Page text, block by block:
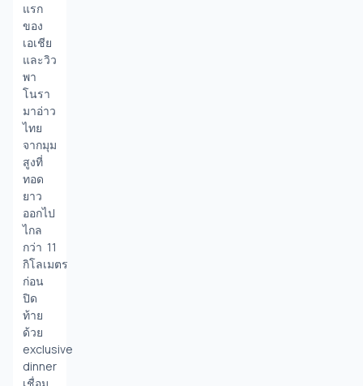
แรก
ของ
เอเชีย
และวิว
พา
โนรา
มาอ่าว
ไทย
จากมุม
สูงที่
ทอด
ยาว
ออกไป
ไกล
กว่า 11
กิโลเมตร
ก่อน
ปิด
ท้าย
ด้วย
exclusive
dinner